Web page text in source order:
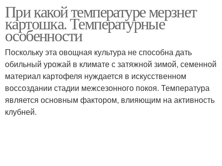
При какой температуре мерзнет
картошка. Температурные
особенности
Поскольку эта овощная культура не способна дать
обильный урожай в климате с затяжной зимой, семенной
материал картофеля нуждается в искусственном
воссоздании стадии межсезонного покоя. Температура
является основным фактором, влияющим на активность
клубней.